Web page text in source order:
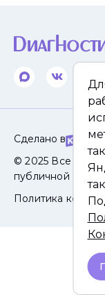
Сделано в
© 2025 Все
публичной
Политика